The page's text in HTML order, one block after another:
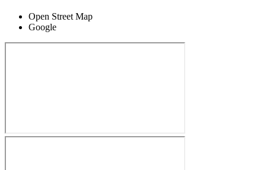
Open Street Map
Google